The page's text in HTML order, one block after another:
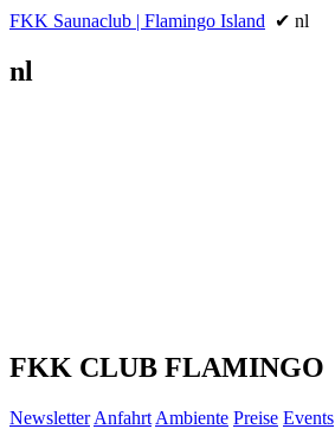
FKK Saunaclub | Flamingo Island ✔ nl
nl
FKK CLUB FLAMINGO
Newsletter Anfahrt Ambiente Preise Events